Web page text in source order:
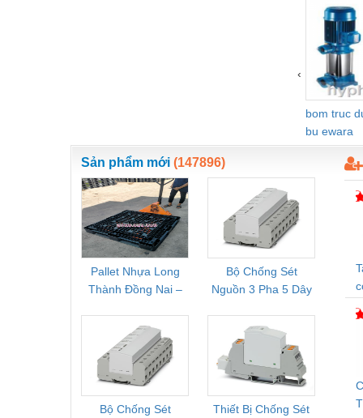
Xe máy - Phụ tùng
Xe tải - phụ tùng
Y khoa - Trang thiết bị
bom truc
bu ewara
‹
Sản phẩm mới (147896)
Pallet Nhựa Long
Thành Đồng Nai –
Mới, Pallet Cũ Giá
Tốt
Bộ Chống Sét
Nguồn 3 Pha 5 Dây
FLT-SEC-P-T1-3S-
264/50-FM -
2909589
Bộ Chống Sét
Thiết Bị Chống Sét
Rơ
Bộ